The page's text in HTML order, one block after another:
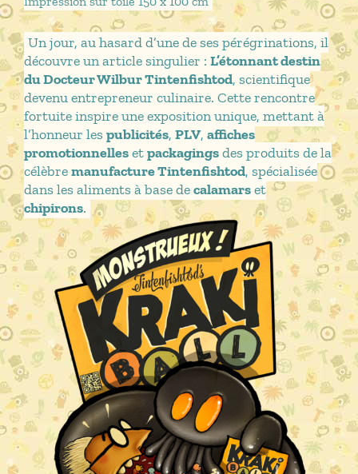
Un jour, au hasard d’une de ses pérégrinations, il
découvre un article singulier : L’étonnant destin
du Docteur Wilbur Tintenfishtod, scientifique
devenu entrepreneur culinaire. Cette rencontre
fortuite inspire une exposition unique, mettant à
l’honneur lespublicités, PLV, affiches
promotionnellesetpackagingsdes produits de la
célèbremanufacture Tintenfishtod, spécialisée
dans les aliments à base decalamarset
chipirons.